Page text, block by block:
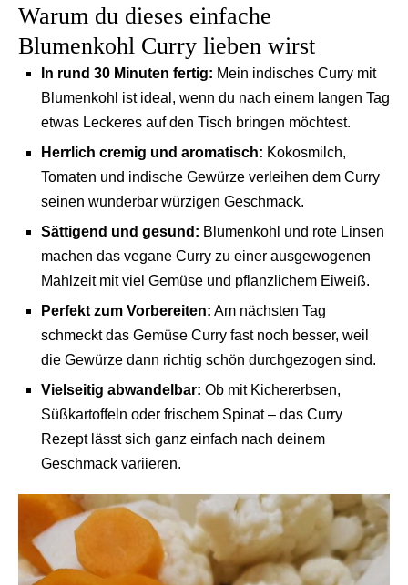
Warum du dieses einfache
Blumenkohl Curry lieben wirst
In rund 30 Minuten fertig: Mein indisches Curry mit
Blumenkohl ist ideal, wenn du nach einem langen Tag
etwas Leckeres auf den Tisch bringen möchtest.
Herrlich cremig und aromatisch: Kokosmilch,
Tomaten und indische Gewürze verleihen dem Curry
seinen wunderbar würzigen Geschmack.
Sättigend und gesund: Blumenkohl und rote Linsen
machen das vegane Curry zu einer ausgewogenen
Mahlzeit mit viel Gemüse und pflanzlichem Eiweiß.
Perfekt zum Vorbereiten: Am nächsten Tag
schmeckt das Gemüse Curry fast noch besser, weil
die Gewürze dann richtig schön durchgezogen sind.
Vielseitig abwandelbar: Ob mit Kichererbsen,
Süßkartoffeln oder frischem Spinat – das Curry
Rezept lässt sich ganz einfach nach deinem
Geschmack variieren.